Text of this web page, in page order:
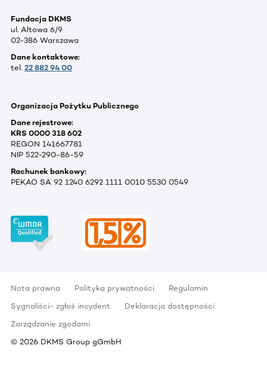
Fundacja DKMS
ul. Altowa 6/9
02-386 Warszawa
Dane kontaktowe:
tel. 22 882 94 00
Organizacja Pożytku Publicznego
Dane rejestrowe:
KRS 0000 318 602
REGON 141667781
NIP 522-290-86-59
Rachunek bankowy:
PEKAO SA 92 1240 6292 1111 0010 5530 0549
Nota prawna Polityka prywatności
Regulamin
Sygnaliści- zgłoś incydent
Deklaracja dostępności
Zarządzanie zgodami
© 2026 DKMS Group gGmbH